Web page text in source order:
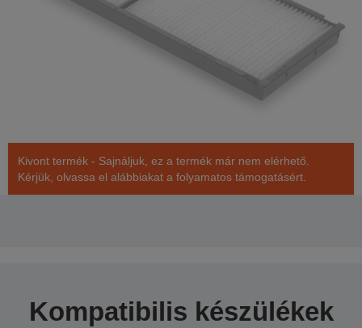
Kivont termék - Sajnáljuk, ez a termék már nem elérhető.
Kérjük, olvassa el alábbiakat a folyamatos támogatásért.
Kompatibilis készülékek